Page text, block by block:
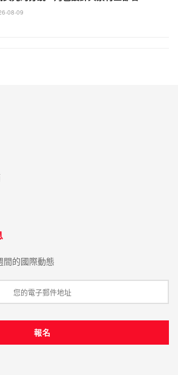
08-09
間的國際動態